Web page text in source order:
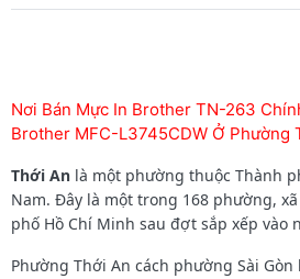
Nơi Bán Mực In Brother TN-263
Brother MFC-L3745CDW Ở Phường
Thới An là một phường thuộc Thành
Nam. Đây là một trong 168 phường,
phố Hồ Chí Minh sau đợt sắp xếp vào
Phường Thới An cách phường Sài Gòn